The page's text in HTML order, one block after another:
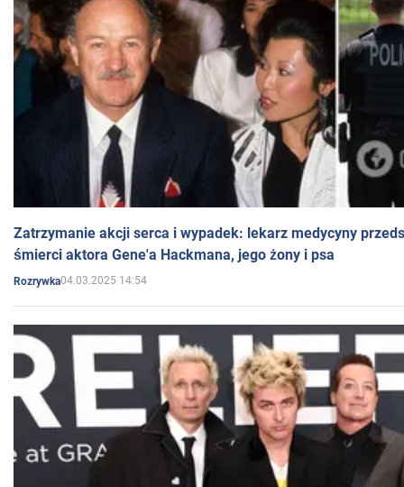
Zatrzymanie akcji serca i wypadek: lekarz medycyny
śmierci aktora Gene'a Hackmana, jego żony i psa
Rozrywka04.03.2025 14:54